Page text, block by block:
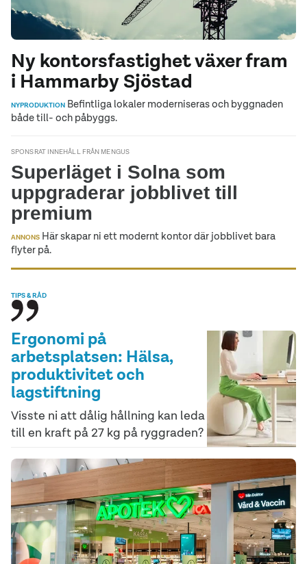
Ny kontorsfastighet växer fram
i Hammarby Sjöstad
NYPRODUKTION Befintliga lokaler moderniseras och byggnaden
både till- och påbyggs.
SPONSRAT INNEHÅLL FRÅN MENGUS
Superläget i Solna som
uppgraderar jobblivet till
premium
ANNONS Här skapar ni ett modernt kontor där jobblivet bara
flyter på.
TIPS & RÅD
Ergonomi på
arbetsplatsen: Hälsa,
produktivitet och
lagstiftning
Visste ni att dålig hållning kan leda
till en kraft på 27 kg på ryggraden?